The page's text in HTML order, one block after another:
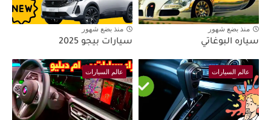
منذ بضع شهور
سياره البوغاتي
منذ بضع شهور
سيارات بيجو 2025
عالم السيارات عالم السيارات